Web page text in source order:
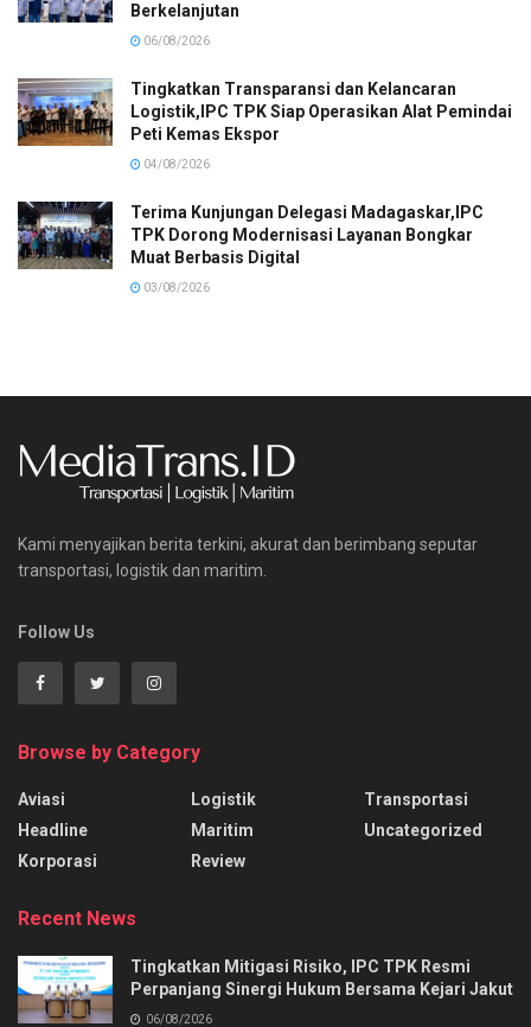
Berkelanjutan
06/08/2026
Tingkatkan Transparansi dan Kelancaran
Logistik,IPC TPK Siap Operasikan Alat Pemindai
Peti Kemas Ekspor
04/08/2026
Terima Kunjungan Delegasi Madagaskar,IPC
TPK Dorong Modernisasi Layanan Bongkar
Muat Berbasis Digital
03/08/2026
Kami menyajikan berita terkini, akurat dan berimbang seputar
transportasi, logistik dan maritim.
Follow Us
Browse by Category
Aviasi
Headline
Korporasi
Logistik
Maritim
Review
Transportasi
Uncategorized
Recent News
Tingkatkan Mitigasi Risiko, IPC TPK Resmi
Perpanjang Sinergi Hukum Bersama Kejari Jakut
06/08/2026